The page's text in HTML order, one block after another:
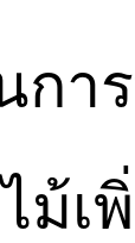
กา
ม้เ